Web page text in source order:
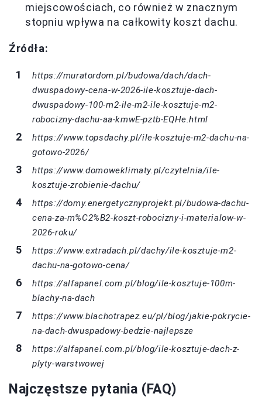
miejscowościach, co również w znacznym
stopniu wpływa na całkowity koszt dachu.
Źródła:
https://muratordom.pl/budowa/dach/dach-
dwuspadowy-cena-w-2026-ile-kosztuje-dach-
dwuspadowy-100-m2-ile-m2-ile-kosztuje-m2-
robocizny-dachu-aa-kmwE-pztb-EQHe.html
https://www.topsdachy.pl/ile-kosztuje-m2-dachu-na-
gotowo-2026/
https://www.domoweklimaty.pl/czytelnia/ile-
kosztuje-zrobienie-dachu/
https://domy.energetycznyprojekt.pl/budowa-dachu-
cena-za-m%C2%B2-koszt-robocizny-i-materialow-w-
2026-roku/
https://www.extradach.pl/dachy/ile-kosztuje-m2-
dachu-na-gotowo-cena/
https://alfapanel.com.pl/blog/ile-kosztuje-100m-
blachy-na-dach
https://www.blachotrapez.eu/pl/blog/jakie-pokrycie-
na-dach-dwuspadowy-bedzie-najlepsze
https://alfapanel.com.pl/blog/ile-kosztuje-dach-z-
plyty-warstwowej
Najczęstsze pytania (FAQ)